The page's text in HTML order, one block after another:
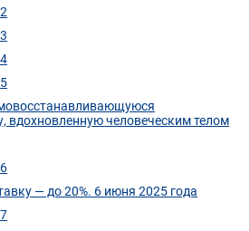
вдохновленную человеческим телом
— до 20%. 6 июня 2025 года